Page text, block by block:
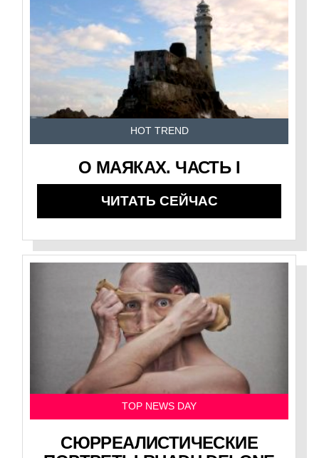
HOT TREND
О МАЯКАХ. ЧАСТЬ I
ЧИТАТЬ СЕЙЧАС
TOP NEWS DAY
СЮРРЕАЛИСТИЧЕСКИЕ